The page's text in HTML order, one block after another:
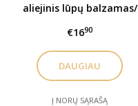
aliejinis lūpų balzamas/
€1690
DAUGIAU
Į NORŲ SĄRAŠĄ